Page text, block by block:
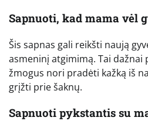
Sapnuoti, kad mama vėl
Šis sapnas gali reikšti naują
asmeninį atgimimą. Tai dažnai
žmogus nori pradėti kažką iš
grįžti prie šaknų.
Sapnuoti pykstantis su